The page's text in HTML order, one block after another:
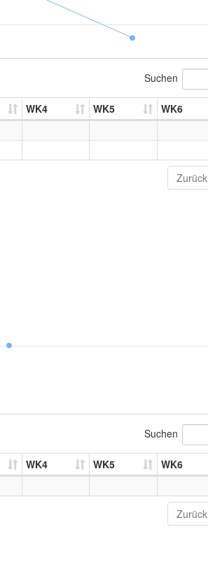
Suchen
WK4 WK5 WK6
Zurück
Suchen
WK4 WK5 WK6
Zurück